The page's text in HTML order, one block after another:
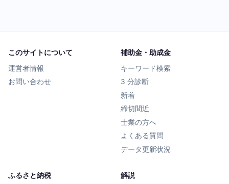
このサイトについて
運営者情報
お問い合わせ
補助金・助成金
キーワード検索
3 分診断
新着
締切間近
士業の方へ
よくある質問
データ更新状況
ふるさと納税 解説